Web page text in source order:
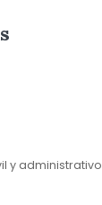
y administrativo